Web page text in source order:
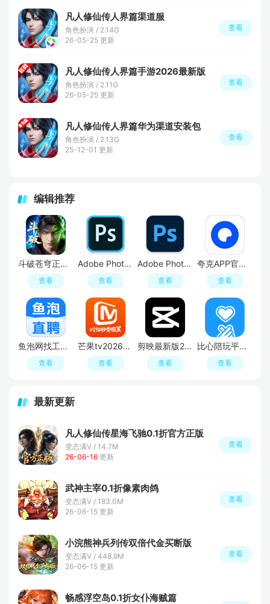
凡人修仙传人界篇渠道服
角色扮演 / 2.14G
26-05-25 更新
查看
凡人修仙传人界篇手游2026最新版
角色扮演 / 2.11G
26-05-25 更新
查看
凡人修仙传人界篇华为渠道安装包
角色扮演 / 2.13G
25-12-01 更新
查看
编辑推荐
斗破苍穹正版手游
查看
Adobe Photoshop 2020中文版
查看
Adobe Photoshop 2021中文破解版
查看
夸克APP官方正版最新版本
查看
鱼泡网找工作app最新版(鱼泡直聘)
查看
芒果tv2026最新版
查看
剪映最新版2026手机版
查看
比心陪玩平台APP官方版
查看
最新更新
凡人修仙传星海飞驰0.1折官方正版
变态满V / 14.7M
26-06-16 更新
查看
武神主宰0.1折像素肉鸽
变态满V / 183.0M
26-06-15 更新
查看
小浣熊神兵列传双倍代金买断版
变态满V / 448.9M
26-06-15 更新
查看
畅感浮空岛0.1折女仆海贼篇